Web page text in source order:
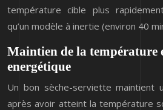
température cible plus
qu’un modèle à inertie (environ 40
Maintien de la température
energétique
Un bon sèche-serviette maintient
après avoir atteint la température